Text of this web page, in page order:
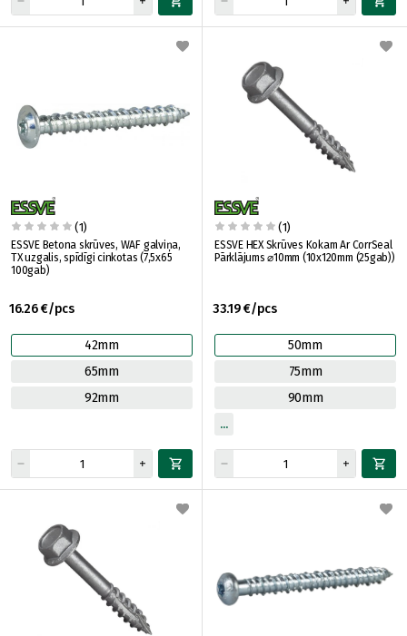
(1)
ESSVE Betona skrūves, WAF galviņa,
TX uzgalis, spīdīgi cinkotas (7,5x65
100gab)
16.26 €/pcs
42mm
65mm
92mm
(1)
ESSVE HEX Skrūves Kokam Ar CorrSeal
Pārklājums ⌀10mm (10x120mm (25gab))
33.19 €/pcs
50mm
75mm
90mm